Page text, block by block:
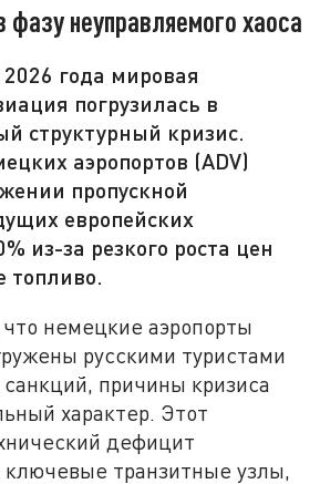
неуправляемого хаоса
года мировая
погрузилась в
структурный кризис.
аэропортов (ADV)
пропускной
европейских
из-за резкого роста цен
топливо.
немецкие аэропорты
русскими туристами
причины кризиса
характер. Этот
дефицит
ключевые транзитные узлы,